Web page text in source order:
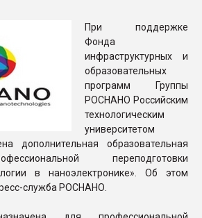
ПЕРЕЙТИ НА
При поддержке
Фонда
инфраструктурных и
образовательных
программ Группы
РОСНАНО Российским
технологическим
университетом
дополнительная образовательная
переподготовки
в наноэлектронике». Об этом
служба РОСНАНО.